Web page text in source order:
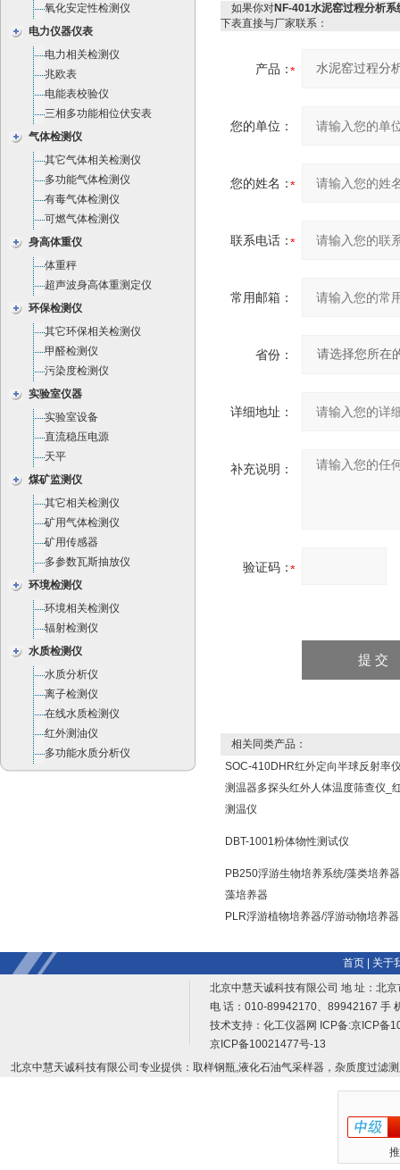
氧化安定性检测仪
电力仪器仪表
电力相关检测仪
兆欧表
电能表校验仪
三相多功能相位伏安表
气体检测仪
其它气体相关检测仪
多功能气体检测仪
有毒气体检测仪
可燃气体检测仪
身高体重仪
体重秤
超声波身高体重测定仪
环保检测仪
其它环保相关检测仪
甲醛检测仪
污染度检测仪
实验室仪器
实验室设备
直流稳压电源
天平
煤矿监测仪
其它相关检测仪
矿用气体检测仪
矿用传感器
多参数瓦斯抽放仪
环境检测仪
环境相关检测仪
辐射检测仪
水质检测仪
水质分析仪
离子检测仪
在线水质检测仪
红外测油仪
多功能水质分析仪
如果你对NF-401水泥窑过程分析系
下表直接与厂家联系：
产品：
您的单位：
您的姓名：
联系电话：
常用邮箱：
省份：
详细地址：
补充说明：
验证码：
相关同类产品：
SOC-410DHR红外定向半球反射率
测温器多探头红外人体温度筛查仪_
测温仪
DBT-1001粉体物性测试仪
PB250浮游生物培养系统/藻类培养
藻培养器
PLR浮游植物培养器/浮游动物培养器
首页|
关于
北京中慧天诚科技有限公司 地 址：北
电 话：010-89942170、89942167 手
技术支持： 化工仪器网 ICP备:京ICP备
京ICP备10021477号-13
北京中慧天诚科技有限公司专业提供：取样钢瓶,液化石油气采样器，杂质度过滤